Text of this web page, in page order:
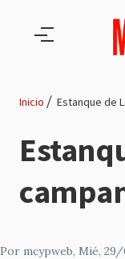
Ruta
de
Inicio Estanque de
Por mcypweb, Mié,